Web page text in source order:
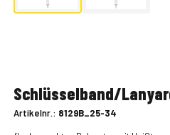
Schlüsselband/
Artikelnr.: 8129B_25-34